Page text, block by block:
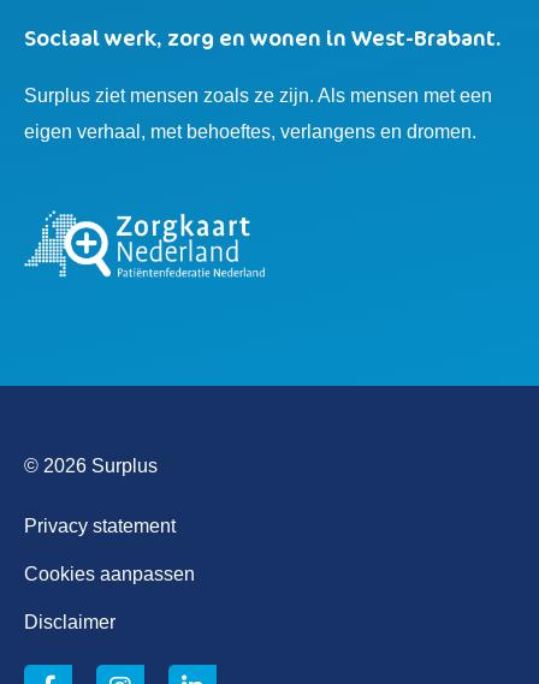
Sociaal werk, zorg en wonen in West-Brabant.
Surplus ziet mensen zoals ze zijn. Als mensen met een
eigen verhaal, met behoeftes, verlangens en dromen.
© 2026 Surplus
Privacy statement
Cookies aanpassen
Disclaimer